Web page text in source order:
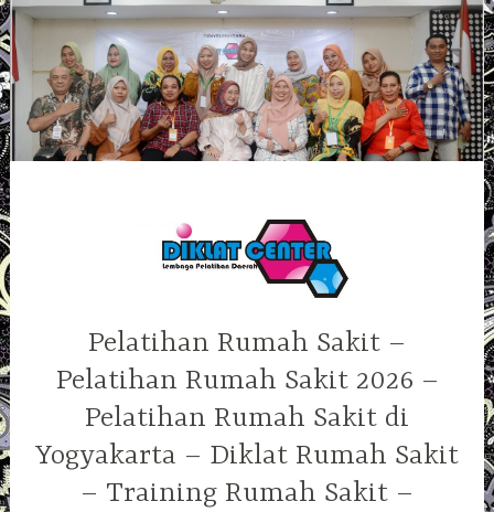
Skip
to
content
Pelatihan Rumah Sakit –
Pelatihan Rumah Sakit 2026 –
Pelatihan Rumah Sakit di
Yogyakarta – Diklat Rumah Sakit
– Training Rumah Sakit –